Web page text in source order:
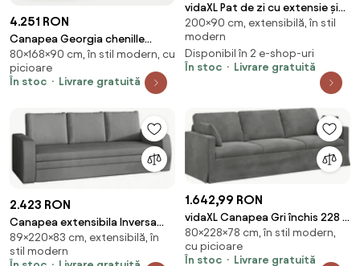
4.251 RON
Canapea Georgia chenille
Silencio L168 cm
80×168×90 cm, în stil modern, cu
picioare
În stoc
Livrare gratuită
vidaXL Pat de zi cu extensie și
sertare, gri taupe, 90x200 cm,
textil
200×90 cm, extensibilă, în stil
modern
Disponibil în 2 e-shop-uri
În stoc
Livrare gratuită
2.423 RON
Canapea extensibila Inversa
Soro 93
89×220×83 cm, extensibilă, în
stil modern
1.642,99 RON
vidaXL Canapea Gri închis 228 x
78 x 80 cm Catifea
80×228×78 cm, în stil modern,
cu picioare
În stoc
Livrare gratuită